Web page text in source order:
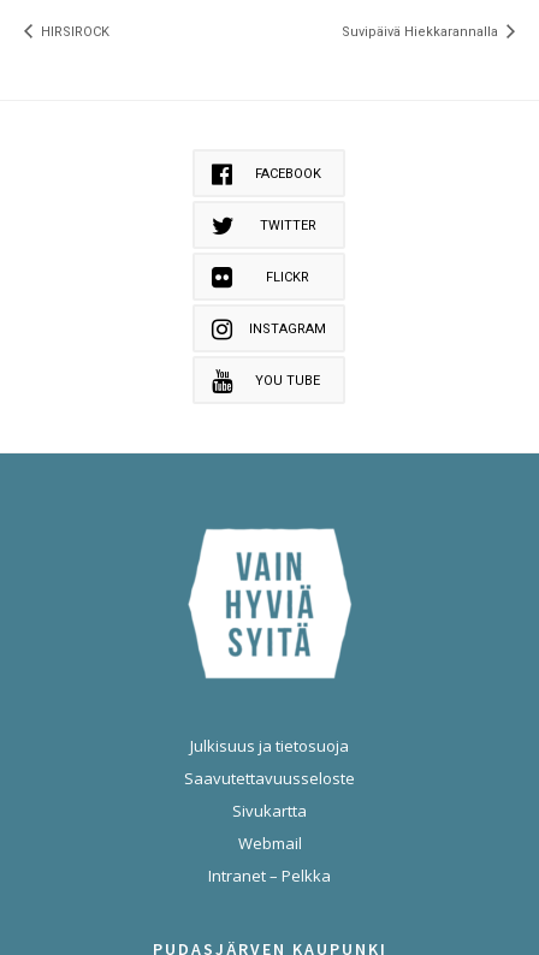
HIRSIROCK Suvipäivä Hiekkarannalla
FACEBOOK
TWITTER
FLICKR
INSTAGRAM
YOU TUBE
Julkisuus ja tietosuoja
Saavutettavuusseloste
Sivukartta
Webmail
Intranet – Pelkka
PUDASJÄRVEN KAUPUNKI